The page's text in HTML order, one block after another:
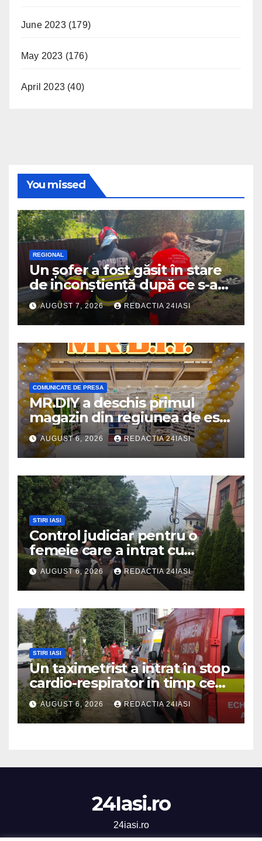
June 2023(179)
May 2023 (176)
April 2023 (40)
You missed
REGIONAL
Un șofer a fost găsit în stare
de inconștiență după ce s-a
răsturnat cu autoturismul pe
marginea drumului
AUGUST 7, 2026 REDACTIA 24IASI
COMUNICATE DE PRESA
MR.DIY a deschis primul
magazin din regiunea de est,
la Iulius Mall Iași: peste 10.000
de produse, la prețuri
avantajoase
AUGUST 6, 2026 REDACTIA 24IASI
STIRI IASI
Control judiciar pentru o
femeie care a intrat cu
mașina într-o turmă de oi
AUGUST 6, 2026 REDACTIA 24IASI
STIRI IASI
Un taximetrist a intrat în stop
cardio-respirator in timp ce
se afla la volan
AUGUST 6, 2026 REDACTIA 24IASI
24Iasi.ro
24iasi.ro